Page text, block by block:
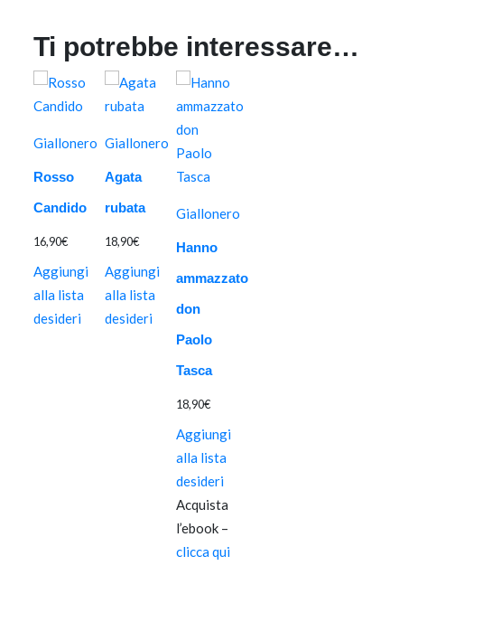
Ti potrebbe interessare…
Giallonero
Rosso
Candido
16,90€
Aggiungi
alla lista
desideri
Giallonero
Agata
rubata
18,90€
Aggiungi
alla lista
desideri
Giallonero
Hanno
ammazzato
don
Paolo
Tasca
18,90€
Aggiungi
alla lista
desideri
Acquista
l’ebook –
clicca qui